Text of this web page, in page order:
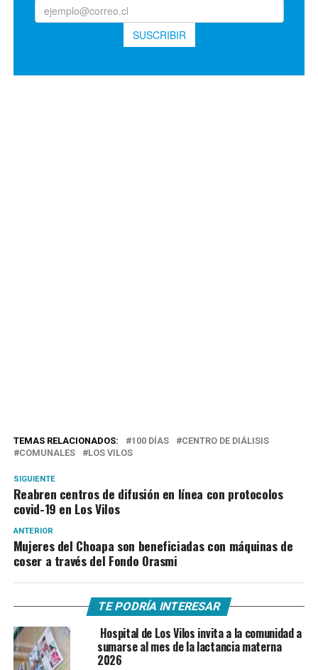
TEMAS RELACIONADOS: 100 DÍAS
CENTRO DE DIÁLISIS
COMUNALES
LOS VILOS
SIGUIENTE
Reabren centros de difusión en línea con protocolos
covid-19 en Los Vilos
ANTERIOR
Mujeres del Choapa son beneficiadas con máquinas de
coser a través del Fondo Orasmi
TE PODRÍA INTERESAR
Hospital de Los Vilos invita a la comunidad a
sumarse al mes de la lactancia materna
2026